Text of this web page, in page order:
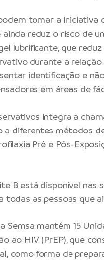
tomar a iniciativa
reduz o risco de
lubrificante, que
durante a
identificação e
em áreas de
integra a
a diferentes métodos
Pré e Pós-
B está disponível nas
todas as pessoas que
Semsa mantém 15
ao HIV (PrEP), que
como forma de